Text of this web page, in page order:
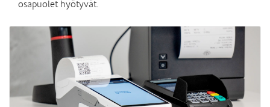
osapuolet hyötyvät.